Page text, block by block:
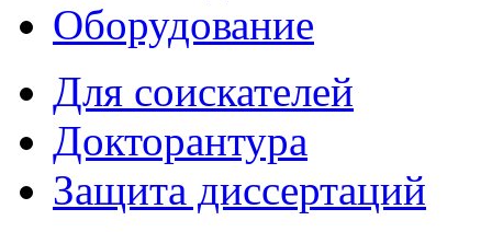
Оборудование
Для соискателей
Докторантура
Защита диссертаций